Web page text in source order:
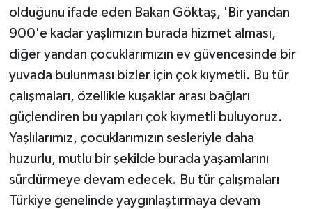
olduğunu ifade eden Bakan Göktaş, 'Bir yandan
900'e kadar yaşlımızın burada hizmet alması,
diğer yandan çocuklarımızın ev güvencesinde bir
yuvada bulunması bizler için çok kıymetli. Bu tür
çalışmaları, özellikle kuşaklar arası bağları
güçlendiren bu yapıları çok kıymetli buluyoruz.
Yaşlılarımız, çocuklarımızın sesleriyle daha
huzurlu, mutlu bir şekilde burada yaşamlarını
sürdürmeye devam edecek. Bu tür çalışmaları
Türkiye genelinde yaygınlaştırmaya devam